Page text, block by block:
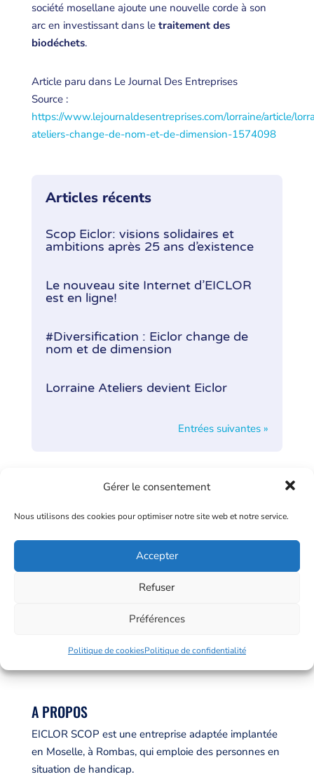
Gérer le consentement
Nous utilisons des cookies pour optimiser notre site web et notre service.
Accepter
Refuser
Préférences
Politique de cookiesPolitique de confidentialité
société mosellane ajoute une nouvelle corde à son
arc en investissant dans letraitement des
biodéchets.
Article paru dans Le Journal Des Entreprises
Source :
https://www.lejournaldesentreprises.com/lorraine/article/
ateliers-change-de-nom-et-de-dimension-1574098
Articles récents
Scop Eiclor: visions solidaires et
ambitions après 25 ans d’existence
Le nouveau site Internet d’EICLOR
est en ligne!
#Diversification : Eiclor change de
nom et de dimension
Lorraine Ateliers devient Eiclor
Entrées suivantes »
A PROPOS
EICLOR SCOP est une entreprise adaptée implantée
en Moselle, à Rombas, qui emploie des personnes en
situation de handicap.